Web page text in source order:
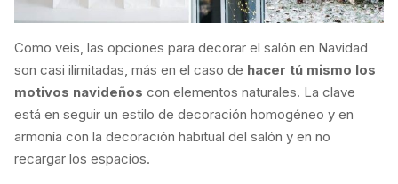
Como veis, las opciones para decorar el salón en Navidad
son casi ilimitadas, más en el caso de hacer tú mismo los
motivos navideños con elementos naturales. La clave
está en seguir un estilo de decoración homogéneo y en
armonía con la decoración habitual del salón y en no
recargar los espacios.